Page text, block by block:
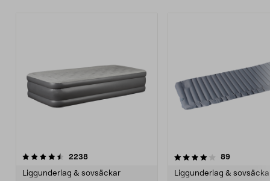
2238recensioner
Liggunderlag & sovsäckar
4.0 av 5 stjärnor 89recensioner
Liggunderlag &
4.5 av 5 stjärnor